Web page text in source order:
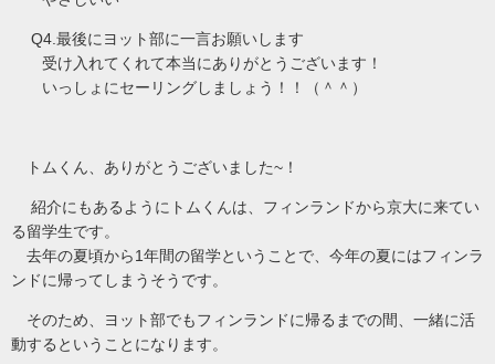
Q4. 最後にヨット部に一言お願いします
受け入れてくれて本当にありがとうございます！
いっしょにセーリングしましょう！！（＾＾）
トムくん、ありがとうございました~ ！
紹介にもあるようにトムくんは、フィンランドから京大に来てい
る留学生です。
去年の夏頃から1年間の留学ということで、今年の夏にはフィンラ
ンドに帰ってしまうそうです。
そのため、ヨット部でもフィンランドに帰るまでの間、一緒に活
動するということになります。